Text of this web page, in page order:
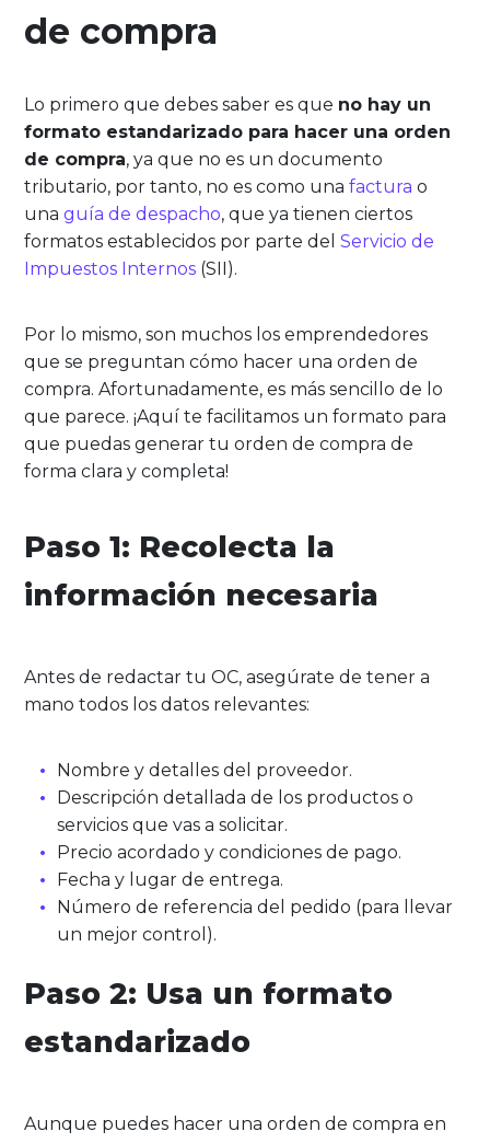
de compra
Lo primero que debes saber es que no hay un
formato estandarizado para hacer una orden
de compra, ya que no es un documento
tributario, por tanto, no es como unafactura o
unaguía de despacho, que ya tienen ciertos
formatos establecidos por parte delServicio de
Impuestos Internos (SII).
Por lo mismo, son muchos los emprendedores
que se preguntan cómo hacer una orden de
compra. Afortunadamente, es más sencillo de lo
que parece. ¡Aquí te facilitamos un formato para
que puedas generar tu orden de compra de
forma clara y completa!
Paso 1: Recolecta la
información necesaria
Antes de redactar tu OC, asegúrate de tener a
mano todos los datos relevantes:
Nombre y detalles del proveedor.
Descripción detallada de los productos o
servicios que vas a solicitar.
Precio acordado y condiciones de pago.
Fecha y lugar de entrega.
Número de referencia del pedido (para llevar
un mejor control).
Paso 2: Usa un formato
estandarizado
Aunque puedes hacer una orden de compra en